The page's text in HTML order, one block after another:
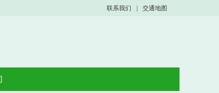
联系我们 交通地图